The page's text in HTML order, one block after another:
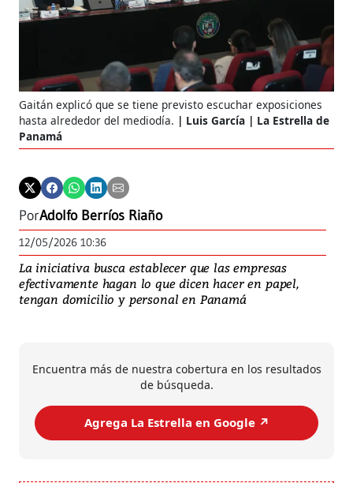
Gaitán explicó que se tiene previsto escuchar exposiciones
hasta alrededor del mediodía.
Luis García | La Estrella de
Panamá
PorAdolfo Berríos Riaño
12/05/2026 10:36
La iniciativa busca establecer que las empresas
efectivamente hagan lo que dicen hacer en papel,
tengan domicilio y personal en Panamá
Encuentra más de nuestra cobertura en los resultados
de búsqueda.
Agrega La Estrella en Google ↗️